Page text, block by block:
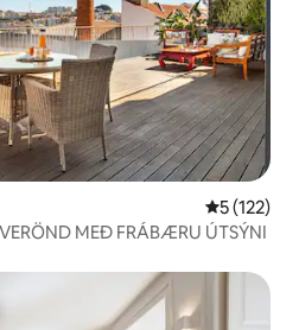
5 af 5 í
5 (122)
MEÐ FRÁBÆRU ÚTSÝNI